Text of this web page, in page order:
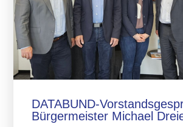
DATABUND-
Bürgermeister Michael